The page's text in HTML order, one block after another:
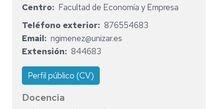
Centro
Facultad de Economía y Empresa
Teléfono exterior
876554683
Email
ngimenez@unizar.es
Extensión
844683
Perfil público (CV)
Docencia